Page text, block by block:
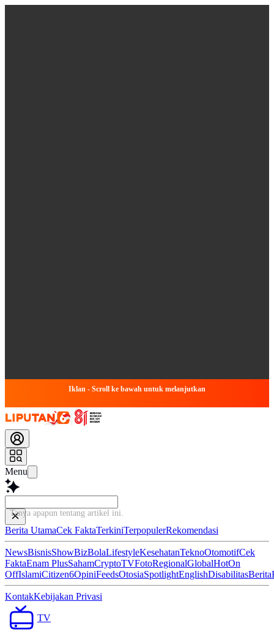
Iklan - Scroll ke bawah untuk melanjutkan
Menu
Tanya apapun tentang artikel ini...
Berita UtamaCek FaktaTerkiniTerpopulerRekomendasi
NewsBisnisShowBizBolaLifestyleKesehatanTeknoOtomotifCek
FaktaEnam PlusSahamCryptoTVFotoRegionalGlobalHotOn
OffIslamiCitizen6OpiniFeedsOtosiaSpotlightEnglishDisabilitasBerita
KontakKebijakan Privasi
TV